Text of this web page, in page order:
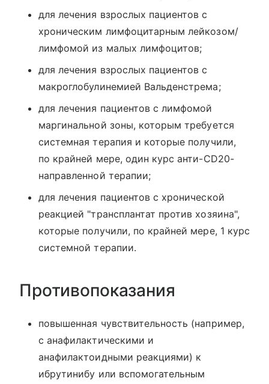
для лечения взрослых пациентов с
хроническим лимфоцитарным лейкозом/
лимфомой из малых лимфоцитов;
для лечения взрослых пациентов с
макроглобулинемией Вальденстрема;
для лечения пациентов с лимфомой
маргинальной зоны, которым требуется
системная терапия и которые получили,
по крайней мере, один курс анти-CD20-
направленной терапии;
для лечения пациентов с хронической
реакцией "трансплантат против хозяина",
которые получили, по крайней мере, 1 курс
системной терапии.
Противопоказания
повышенная чувствительность (например,
с анафилактическими и
анафилактоидными реакциями) к
ибрутинибу или вспомогательным